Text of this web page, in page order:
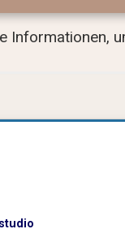
Informationen,